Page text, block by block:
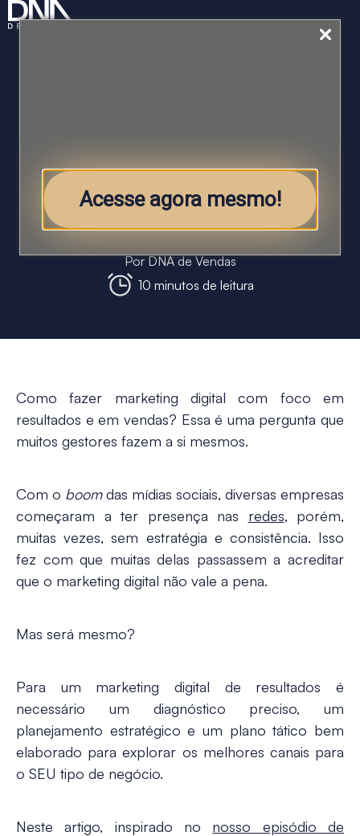
Acesse agora mesmo!
resultados
Blog , Marketing , Processos de vendas
Por DNA de Vendas
10 minutos de leitura
Como fazer marketing digital com foco em
resultados e em vendas? Essa é uma pergunta que
muitos gestores fazem a si mesmos.
Com o boomdas mídias sociais, diversas empresas
começaram a ter presença nas redes, porém,
muitas vezes, sem estratégia e consistência. Isso
fez com que muitas delas passassem a acreditar
que o marketing digital não vale a pena.
Mas será mesmo?
Para um marketing digital de resultados é
necessário um diagnóstico preciso, um
planejamento estratégico e um plano tático bem
elaborado para explorar os melhores canais para
o SEU tipo de negócio.
Neste artigo, inspirado no nosso episódio de